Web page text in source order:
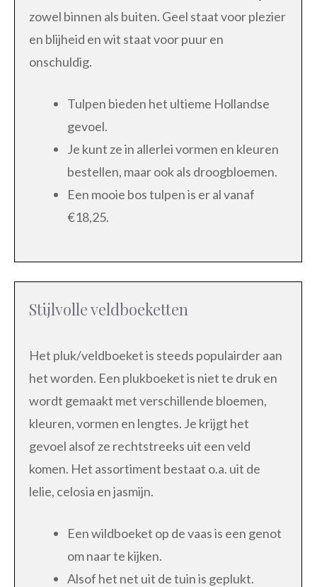
zowel binnen als buiten. Geel staat voor plezier
en blijheid en wit staat voor puur en
onschuldig.
Tulpen bieden het ultieme Hollandse
gevoel.
Je kunt ze in allerlei vormen en kleuren
bestellen, maar ook als droogbloemen.
Een mooie bos tulpen is er al vanaf
€18,25.
Stijlvolle veldboeketten
Het pluk/veldboeket is steeds populairder aan
het worden. Een plukboeket is niet te druk en
wordt gemaakt met verschillende bloemen,
kleuren, vormen en lengtes. Je krijgt het
gevoel alsof ze rechtstreeks uit een veld
komen. Het assortiment bestaat o.a. uit de
lelie, celosia en jasmijn.
Een wildboeket op de vaas is een genot
om naar te kijken.
Alsof het net uit de tuin is geplukt.